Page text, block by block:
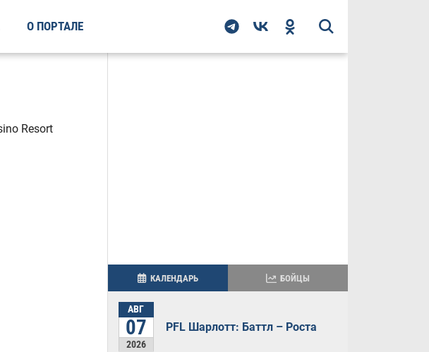
О ПОРТАЛЕ
Resort
КАЛЕНДАРЬ БОЙЦЫ
АВГ
07
2026
PFL Шарлотт: Баттл – Роста